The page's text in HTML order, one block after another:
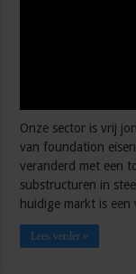
Onze sector is vrij
van foundation
veranderd met een
substructuren in
huidige markt is een
Lees verder »